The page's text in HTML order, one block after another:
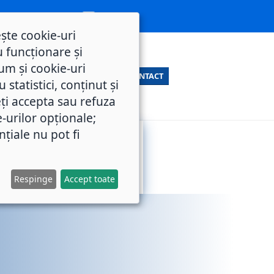
CONTACT
cookie-uri
funcționare și
și cookie-uri
statistici, conținut și
accepta sau refuza
urilor opționale;
nu pot fi
Respinge Accept toate